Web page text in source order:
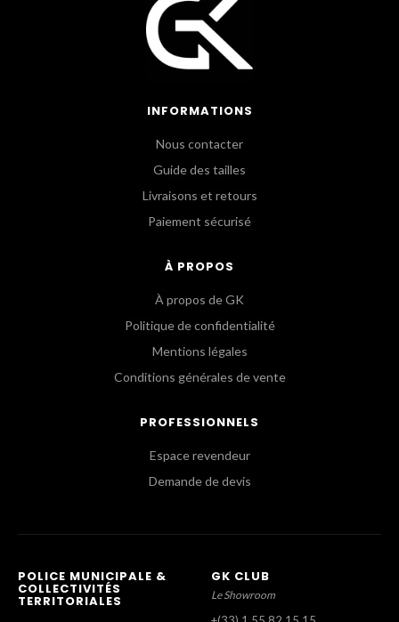
INFORMATIONS
Nous contacter
Guide des tailles
Livraisons et retours
Paiement sécurisé
À PROPOS
À propos de GK
Politique de confidentialité
Mentions légales
Conditions générales de vente
PROFESSIONNELS
Espace revendeur
Demande de devis
POLICE MUNICIPALE &
COLLECTIVITÉS
TERRITORIALES
GK CLUB
Le Showroom